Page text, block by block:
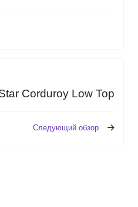
Corduroy Low Top
Следующий обзор